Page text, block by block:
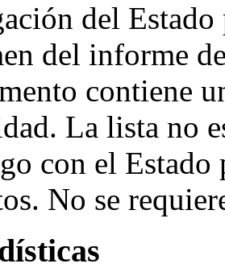
del
del informe
contiene
La lista no
con el Estado
No se